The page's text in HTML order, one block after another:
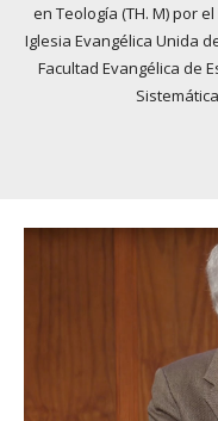
en Teología (TH. M) por
Iglesia Evangélica Unida
Facultad Evangélica de